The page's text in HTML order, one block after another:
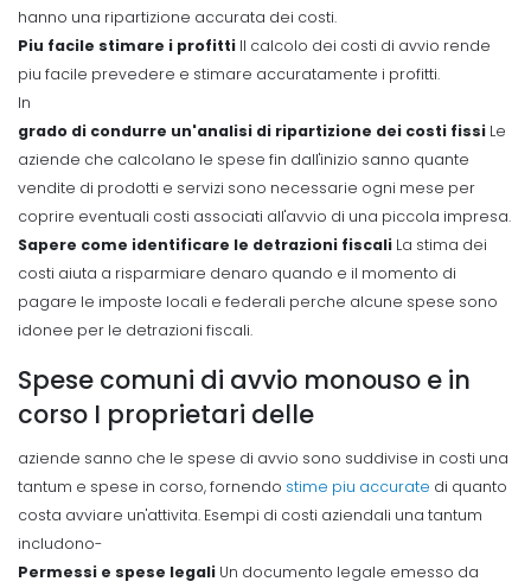
hanno una ripartizione accurata dei costi.
Piu facile stimare i profitti Il calcolo dei costi di avvio rende
piu facile prevedere e stimare accuratamente i profitti.
In
grado di condurre un'analisi di ripartizione dei costi fissi Le
aziende che calcolano le spese fin dall'inizio sanno quante
vendite di prodotti e servizi sono necessarie ogni mese per
coprire eventuali costi associati all'avvio di una piccola impresa.
Sapere come identificare le detrazioni fiscali La stima dei
costi aiuta a risparmiare denaro quando e il momento di
pagare le imposte locali e federali perche alcune spese sono
idonee per le detrazioni fiscali.
Spese comuni di avvio monouso e in
corso I proprietari delle
aziende sanno che le spese di avvio sono suddivise in costi una
tantum e spese in corso, fornendo stime piu accurate di quanto
costa avviare un'attivita. Esempi di costi aziendali una tantum
includono-
Permessi e spese legali Un documento legale emesso da